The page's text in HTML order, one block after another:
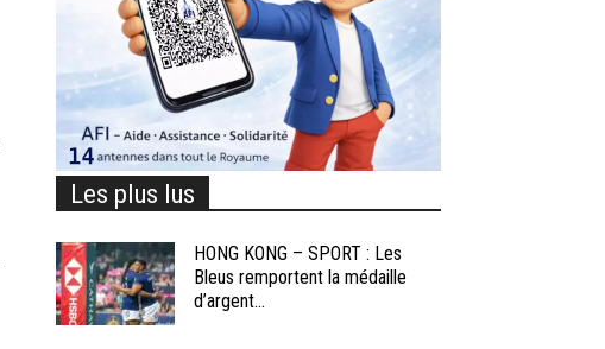
Les plus lus
HONG KONG – SPORT : Les
Bleus remportent la médaille
d’argent...